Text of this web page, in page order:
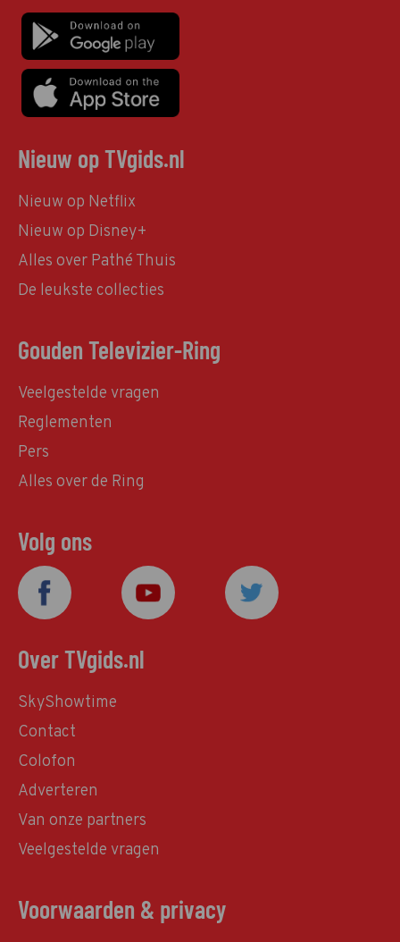
Nieuw op TVgids.nl
Nieuw op Netflix
Nieuw op Disney+
Alles over Pathé Thuis
De leukste collecties
Gouden Televizier-Ring
Veelgestelde vragen
Reglementen
Pers
Alles over de Ring
Volg ons
Over TVgids.nl
SkyShowtime
Contact
Colofon
Adverteren
Van onze partners
Veelgestelde vragen
Voorwaarden & privacy